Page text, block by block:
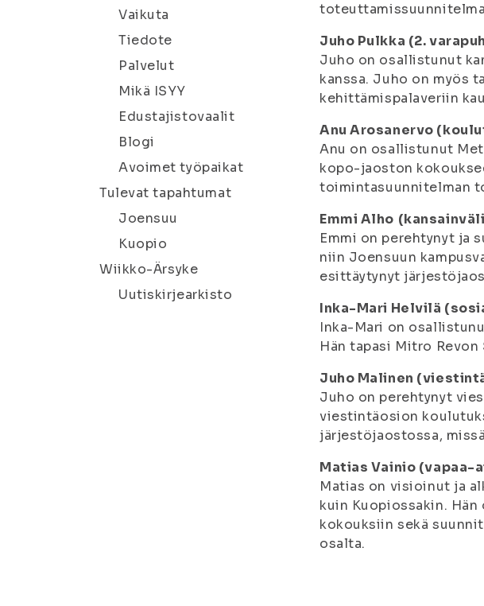
Vaikuta
Tiedote
Palvelut
Mikä ISYY
Edustajistovaalit
Blogi
Avoimet työpaikat
Tulevat tapahtumat
Joensuu
Kuopio
Wiikko-Ärsyke
Uutiskirjearkisto
Juho Pulkka (2.
Juho on osallistunut
kanssa. Juho on myös
kehittämispalaveriin
Anu Arosanervo
Anu on osallistunut
kopo-jaoston
toimintasuunnitelman
Emmi Alho
Emmi on perehtynyt ja
niin Joensuun
esittäytynyt
Inka-Mari Helvilä
Inka-Mari on
Hän tapasi Mitro
Juho Malinen
Juho on perehtynyt
viestintäosion
järjestöjaostossa,
Matias Vainio (vapaa-
Matias on visioinut ja
kuin Kuopiossakin.
kokouksiin sekä
osalta.